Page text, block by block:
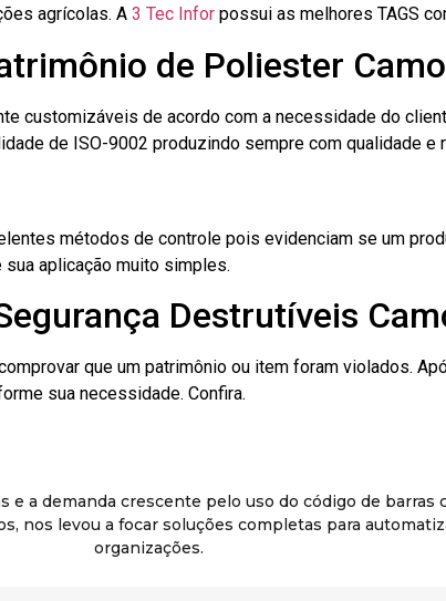
agrícolas. A 3 Tec Infor possui as melhores TAGS
de Poliester
customizáveis de acordo com a necessidade do
de ISO-9002 produzindo sempre com qualidade e
métodos de controle pois evidenciam se um
aplicação muito simples.
Destrutíveis
que um patrimônio ou item foram violados.
sua necessidade. Confira.
e a demanda crescente pelo uso do código de
nos levou a focar soluções completas para
organizações.